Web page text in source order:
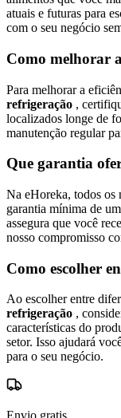
atuais e futuras para
com o seu negócio
Como melhorar
Para melhorar a
refrigeração ,
localizados longe de
manutenção regular
Que garantia
Na eHoreka, todos os
garantia mínima de
assegura que você
nosso compromisso
Como escolher
Ao escolher entre
refrigeração ,
características do
setor. Isso ajudará
para o seu negócio.